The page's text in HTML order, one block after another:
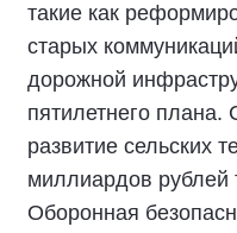
такие как
старых
дорожной
пятилетнего плана.
развитие сельских
миллиардов рублей
Оборонная